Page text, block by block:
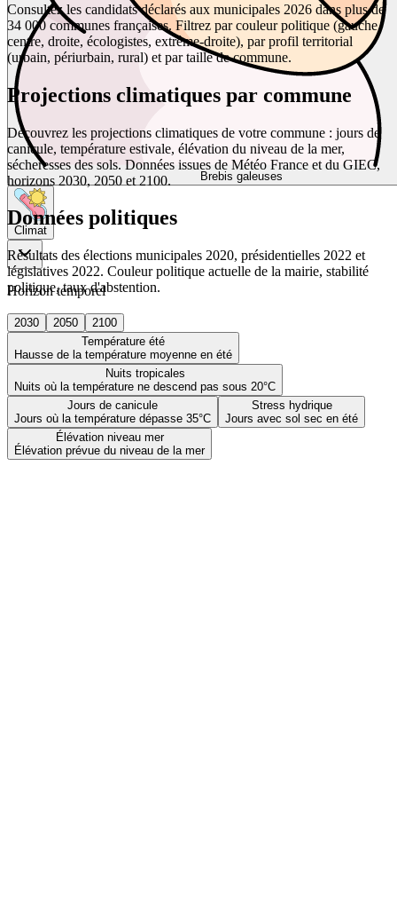
Brebis galeuses
Climat
Horizon temporel
2030 2050
2100
Température été
Hausse de la température moyenne en été
Nuits tropicales
Nuits où la température ne descend pas sous 20°C
Jours de canicule
Jours où la température dépasse 35°C
Stress hydrique
Jours avec sol sec en été
Élévation niveau mer
Élévation prévue du niveau de la mer
Consultez les candidats déclarés aux municipales 2026 dans plus de
34 000 communes françaises. Filtrez par couleur politique (gauche,
centre, droite, écologistes, extrême-droite), par profil territorial
(urbain, périurbain, rural) et par taille de commune.
Projections climatiques par commune
Découvrez les projections climatiques de votre commune : jours de
canicule, température estivale, élévation du niveau de la mer,
sécheresses des sols. Données issues de Météo France et du GIEC,
horizons 2030, 2050 et 2100.
Données politiques
Résultats des élections municipales 2020, présidentielles 2022 et
législatives 2022. Couleur politique actuelle de la mairie, stabilité
politique, taux d'abstention.